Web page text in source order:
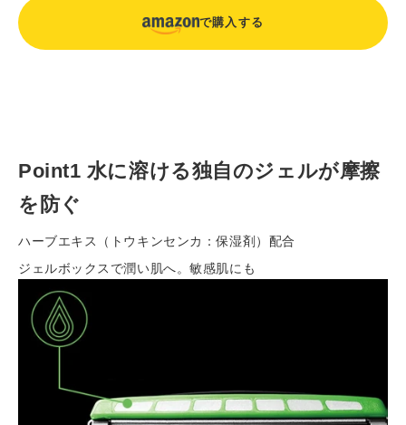
で購入する
商
品
を
入
れ
る
Point1 水に溶ける独自のジェルが摩擦
を防ぐ
ハーブエキス（トウキンセンカ：保湿剤）配合
ジェルボックスで潤い肌へ。敏感肌にも